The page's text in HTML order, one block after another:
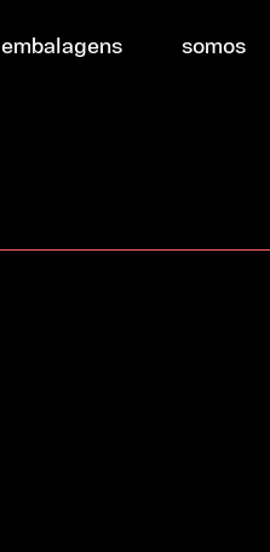
embalagens somos